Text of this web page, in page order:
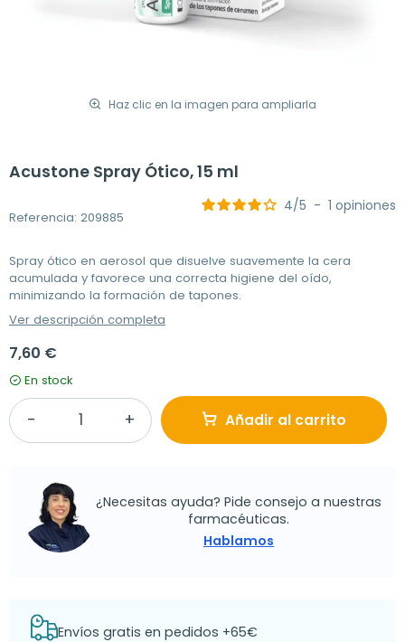
Haz clic en la imagen para ampliarla
Acustone Spray Ótico, 15 ml
Referencia: 209885
4/5 - 1 opiniones
Spray ótico en aerosol que disuelve suavemente la cera
acumulada y favorece una correcta higiene del oído,
minimizando la formación de tapones.
Ver descripción completa
7,60 €
En stock
Añadir al carrito
¿Necesitas ayuda? Pide consejo a nuestras
farmacéuticas.
Hablamos
Envíos gratis en pedidos +65€